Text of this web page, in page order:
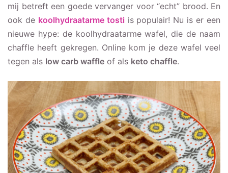
mij betreft een goede vervanger voor “echt” brood. En
ook de koolhydraatarme tosti is populair! Nu is er een
nieuwe hype: de koolhydraatarme wafel, die de naam
chaffle heeft gekregen. Online kom je deze wafel veel
tegen als low carb waffle of als keto chaffle.